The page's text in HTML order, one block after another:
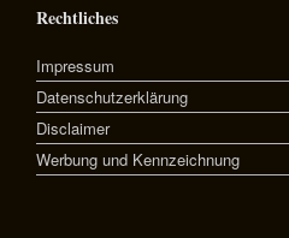
Rechtliches
Impressum
Datenschutzerklärung
Disclaimer
Werbung und Kennzeichnung